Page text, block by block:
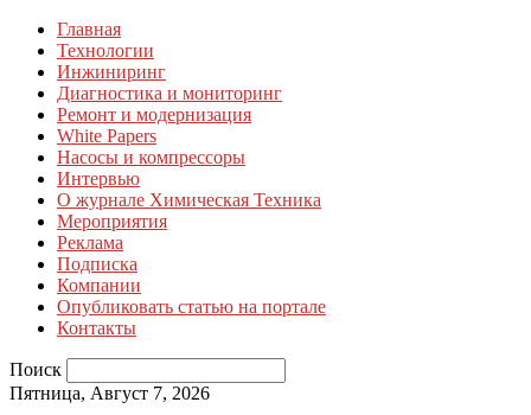
Главная
Технологии
Инжиниринг
Диагностика и мониторинг
Ремонт и модернизация
White Papers
Насосы и компрессоры
Интервью
О журнале Химическая Техника
Мероприятия
Реклама
Подписка
Компании
Опубликовать статью на портале
Контакты
Поиск
Пятница, Август 7, 2026